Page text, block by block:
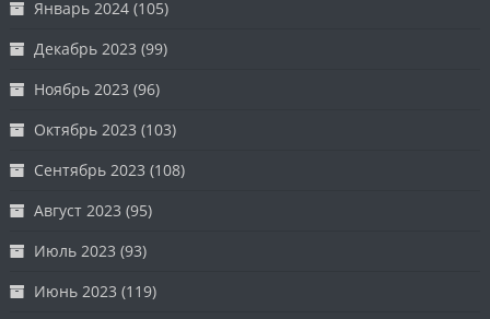
Январь 2024 (105)
Декабрь 2023 (99)
Ноябрь 2023 (96)
Октябрь 2023 (103)
Сентябрь 2023 (108)
Август 2023 (95)
Июль 2023 (93)
Июнь 2023 (119)